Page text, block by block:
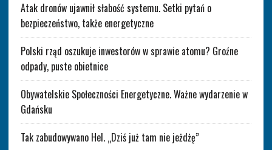
Atak dronów ujawnił słabość systemu. Setki pytań o
bezpieczeństwo, także energetyczne
Polski rząd oszukuje inwestorów w sprawie atomu? Groźne
odpady, puste obietnice
Obywatelskie Społeczności Energetyczne. Ważne wydarzenie w
Gdańsku
Tak zabudowywano Hel. „Dziś już tam nie jeżdżę”